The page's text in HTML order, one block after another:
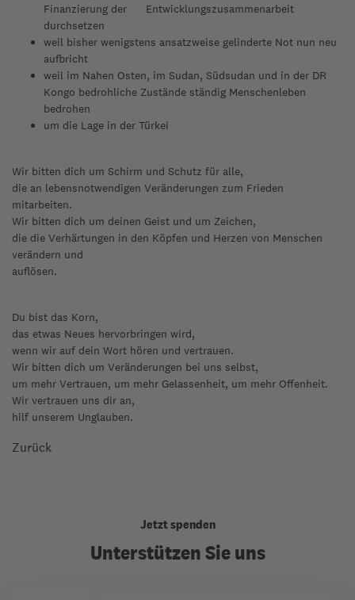
Finanzierung der Entwicklungszusammenarbeit
durchsetzen
weil bisher wenigstens ansatzweise gelinderte Not nun neu
aufbricht
weil im Nahen Osten, im Sudan, Südsudan und in der DR
Kongo bedrohliche Zustände ständig Menschenleben
bedrohen
um die Lage in der Türkei
Wir bitten dich um Schirm und Schutz für alle,
die an lebensnotwendigen Veränderungen zum Frieden
mitarbeiten.
Wir bitten dich um deinen Geist und um Zeichen,
die die Verhärtungen in den Köpfen und Herzen von Menschen
verändern und
auflösen.
Du bist das Korn,
das etwas Neues hervorbringen wird,
wenn wir auf dein Wort hören und vertrauen.
Wir bitten dich um Veränderungen bei uns selbst,
um mehr Vertrauen, um mehr Gelassenheit, um mehr Offenheit.
Wir vertrauen uns dir an,
hilf unserem Unglauben.
Zurück
Jetzt spenden
Unterstützen Sie uns